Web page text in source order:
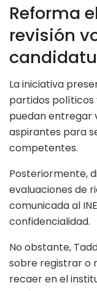
Reforma
revisión
La iniciativa
partidos políticos
puedan entregar
aspirantes para
competentes.
Posteriormente,
evaluaciones de
comunicada al
confidencialidad.
No obstante,
sobre registrar o
recaer en el